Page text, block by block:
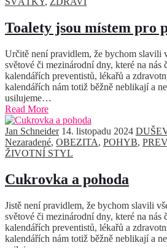
Toalety jsou místem pro
Určitě není pravidlem, že bychom slavili
světové či mezinárodní dny, které na
kalendářích preventistů, lékařů a
kalendářích nám totiž běžně neblikají a
usilujeme…
Read More
Jan Schneider 14. listopadu 2024
Nezaradené, OBEZITA, POHYB,
ŽIVOTNÍ STYL
Cukrovka a pohoda
Jistě není pravidlem, že bychom slavili
světové či mezinárodní dny, které na
kalendářích preventistů, lékařů a
kalendářích nám totiž běžně neblikají a